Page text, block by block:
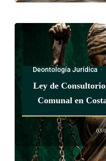
ARTÍCULO 18
El Ministerio de Justicia
adecuados, en coordinación
Familia(*), para asegurar la
víctimas de agresión por
afín y de agresión sexual,
problema.
(*) (Nota: El artículo 26,
de abril de 1998 indica que
Deontología Jurídica ·
Ley de
Comunal en
03/